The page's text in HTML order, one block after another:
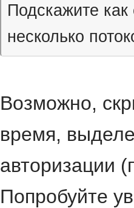
Подскажите
несколько
Возможно,
время,
авторизации
Попробуйте